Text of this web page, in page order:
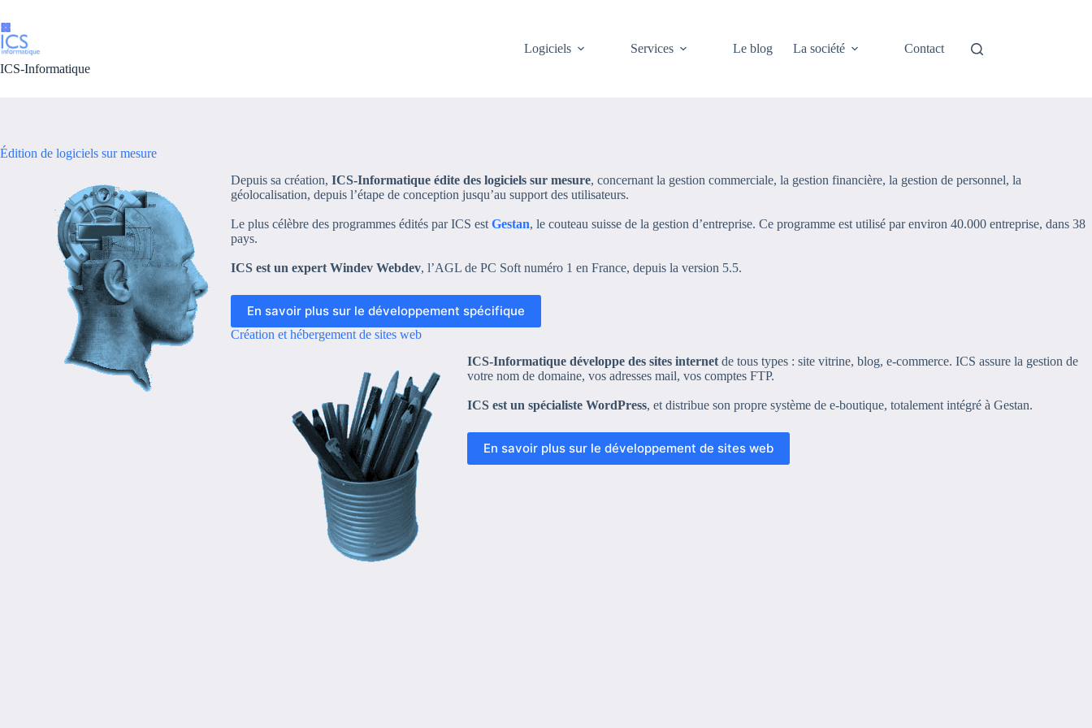
au
contenu
ICS-Informatique
Logiciels Services Le blog La société Contact
Édition de logiciels sur mesure
Depuis sa création,ICS-Informatique édite des logiciels sur mesure, concernant la gestion commerciale, la gestion financière, la gestion de personnel, la
géolocalisation, depuis l’étape de conception jusqu’au support des utilisateurs.
Le plus célèbre des programmes édités par ICS estGestan, le couteau suisse de la gestion d’entreprise. Ce programme est utilisé par environ 40.000 entreprise, dans 38
pays.
ICS est un expert Windev Webdev, l’AGL de PC Soft numéro 1 en France, depuis la version 5.5.
En savoir plus sur le développement spécifique
Création et hébergement de sites web
ICS-Informatique développe des sites internet de tous types : site vitrine, blog, e-commerce. ICS assure la gestion de
votre nom de domaine, vos adresses mail, vos comptes FTP.
ICS est un spécialiste WordPress, et distribue son propre système de e-boutique, totalement intégré à Gestan.
En savoir plus sur le développement de sites web